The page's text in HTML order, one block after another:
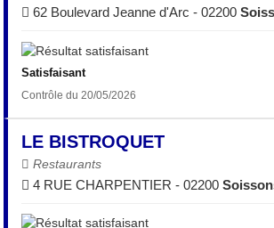
62 Boulevard Jeanne d'Arc - 02200
Satisfaisant
Contrôle du 20/05/2026
LE BISTROQUET
Restaurants
4 RUE CHARPENTIER - 02200